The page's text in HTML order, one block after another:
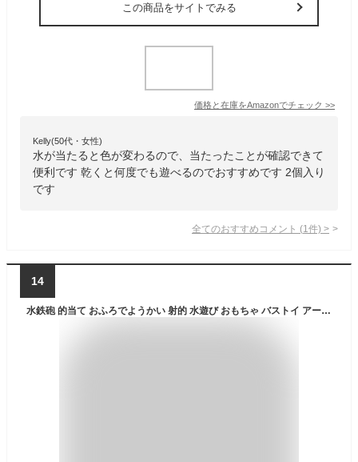
この商品をサイトでみる
価格と在庫をAmazonでチェック >>
Kelly(50代・女性)
水が当たると色が変わるので、当たったことが確認できて
便利です 乾くと何度でも遊べるのでおすすめです 2個入り
です
全てのおすすめコメント (1 件) >
14
水鉄砲 的当て おふろでようかい 射的 水遊び おもちゃ バストイ アーテック Artec 知育玩具 子供用 ユニセックス 男の子 女の子 プール 海水浴 風呂あそび 園児 キッズ 小学生 夏休み レジャーグッズ 幼稚園 保育園 小学校 児童向け【水遊び】